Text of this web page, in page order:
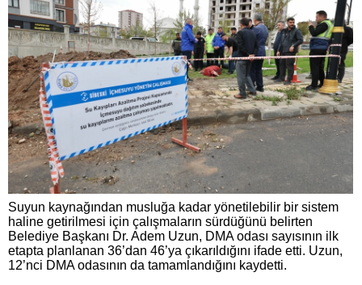
Suyun kaynağından musluğa kadar yönetilebilir bir sistem
haline getirilmesi için çalışmaların sürdüğünü belirten
Belediye Başkanı Dr. Adem Uzun, DMA odası sayısının ilk
etapta planlanan 36’dan 46’ya çıkarıldığını ifade etti. Uzun,
12’nci DMA odasının da tamamlandığını kaydetti.